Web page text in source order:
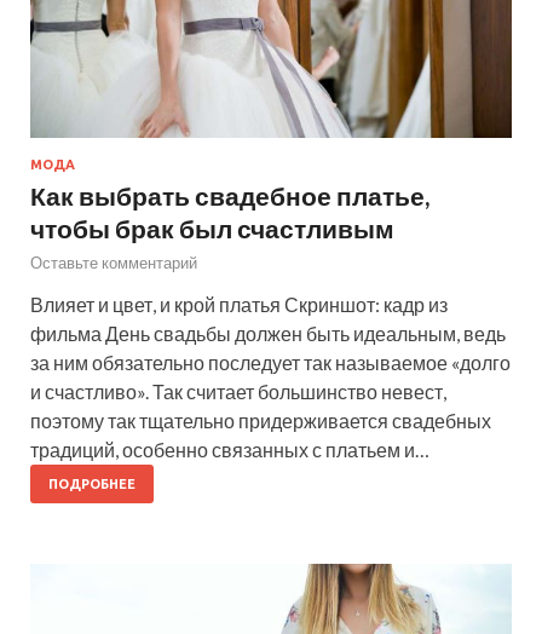
МОДА
Как выбрать свадебное платье,
чтобы брак был счастливым
Оставьте комментарий
Влияет и цвет, и крой платья Скриншот: кадр из
фильма День свадьбы должен быть идеальным, ведь
за ним обязательно последует так называемое «долго
и счастливо». Так считает большинство невест,
поэтому так тщательно придерживается свадебных
традиций, особенно связанных с платьем и…
ПОДРОБНЕЕ